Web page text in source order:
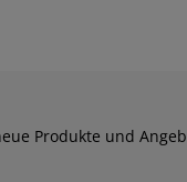
Produkte und